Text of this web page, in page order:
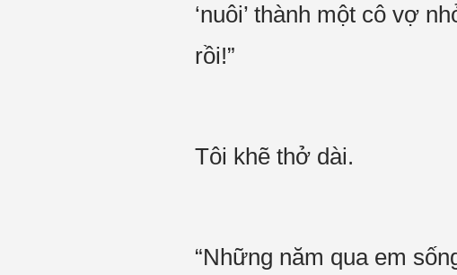
‘nuôi’ thành một cô vợ
rồi!”
Tôi khẽ thở dài.
“Những năm qua em